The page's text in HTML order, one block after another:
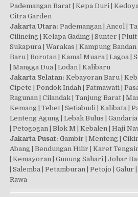
Pademangan Barat | Kepa Duri |
Citra Garden
Jakarta Utara: Pademangan | Ancol |
Cilincing | Kelapa Gading | Sunter | Pluit
Sukapura | Warakas | Kampung
Baru | Rorotan | Kamal Muara | Lagoa |
| Mangga Dua | Lodan | Kalibaru
Jakarta Selatan: Kebayoran Baru |
Cipete | Pondok Indah | Fatmawati |
Ragunan | Cilandak | Tanjung Barat |
Kemang | Tebet | Setiabudi | Kalibata |
Lenteng Agung | Lebak Bulus |
| Petogogan | Blok M | Kebalen | Haji
Jakarta Pusat: Gambir | Menteng |
Abang | Bendungan Hilir | Karet
| Kemayoran | Gunung Sahari | Johar
| Salemba | Petamburan | Petojo | Galur
Rawa